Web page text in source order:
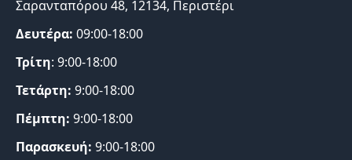
Σαρανταπόρου 48, 12134, Περιστέρι
Δευτέρα: 09:00-18:00
Τρίτη: 9:00-18:00
Τετάρτη: 9:00-18:00
Πέμπτη: 9:00-18:00
Παρασκευή: 9:00-18:00